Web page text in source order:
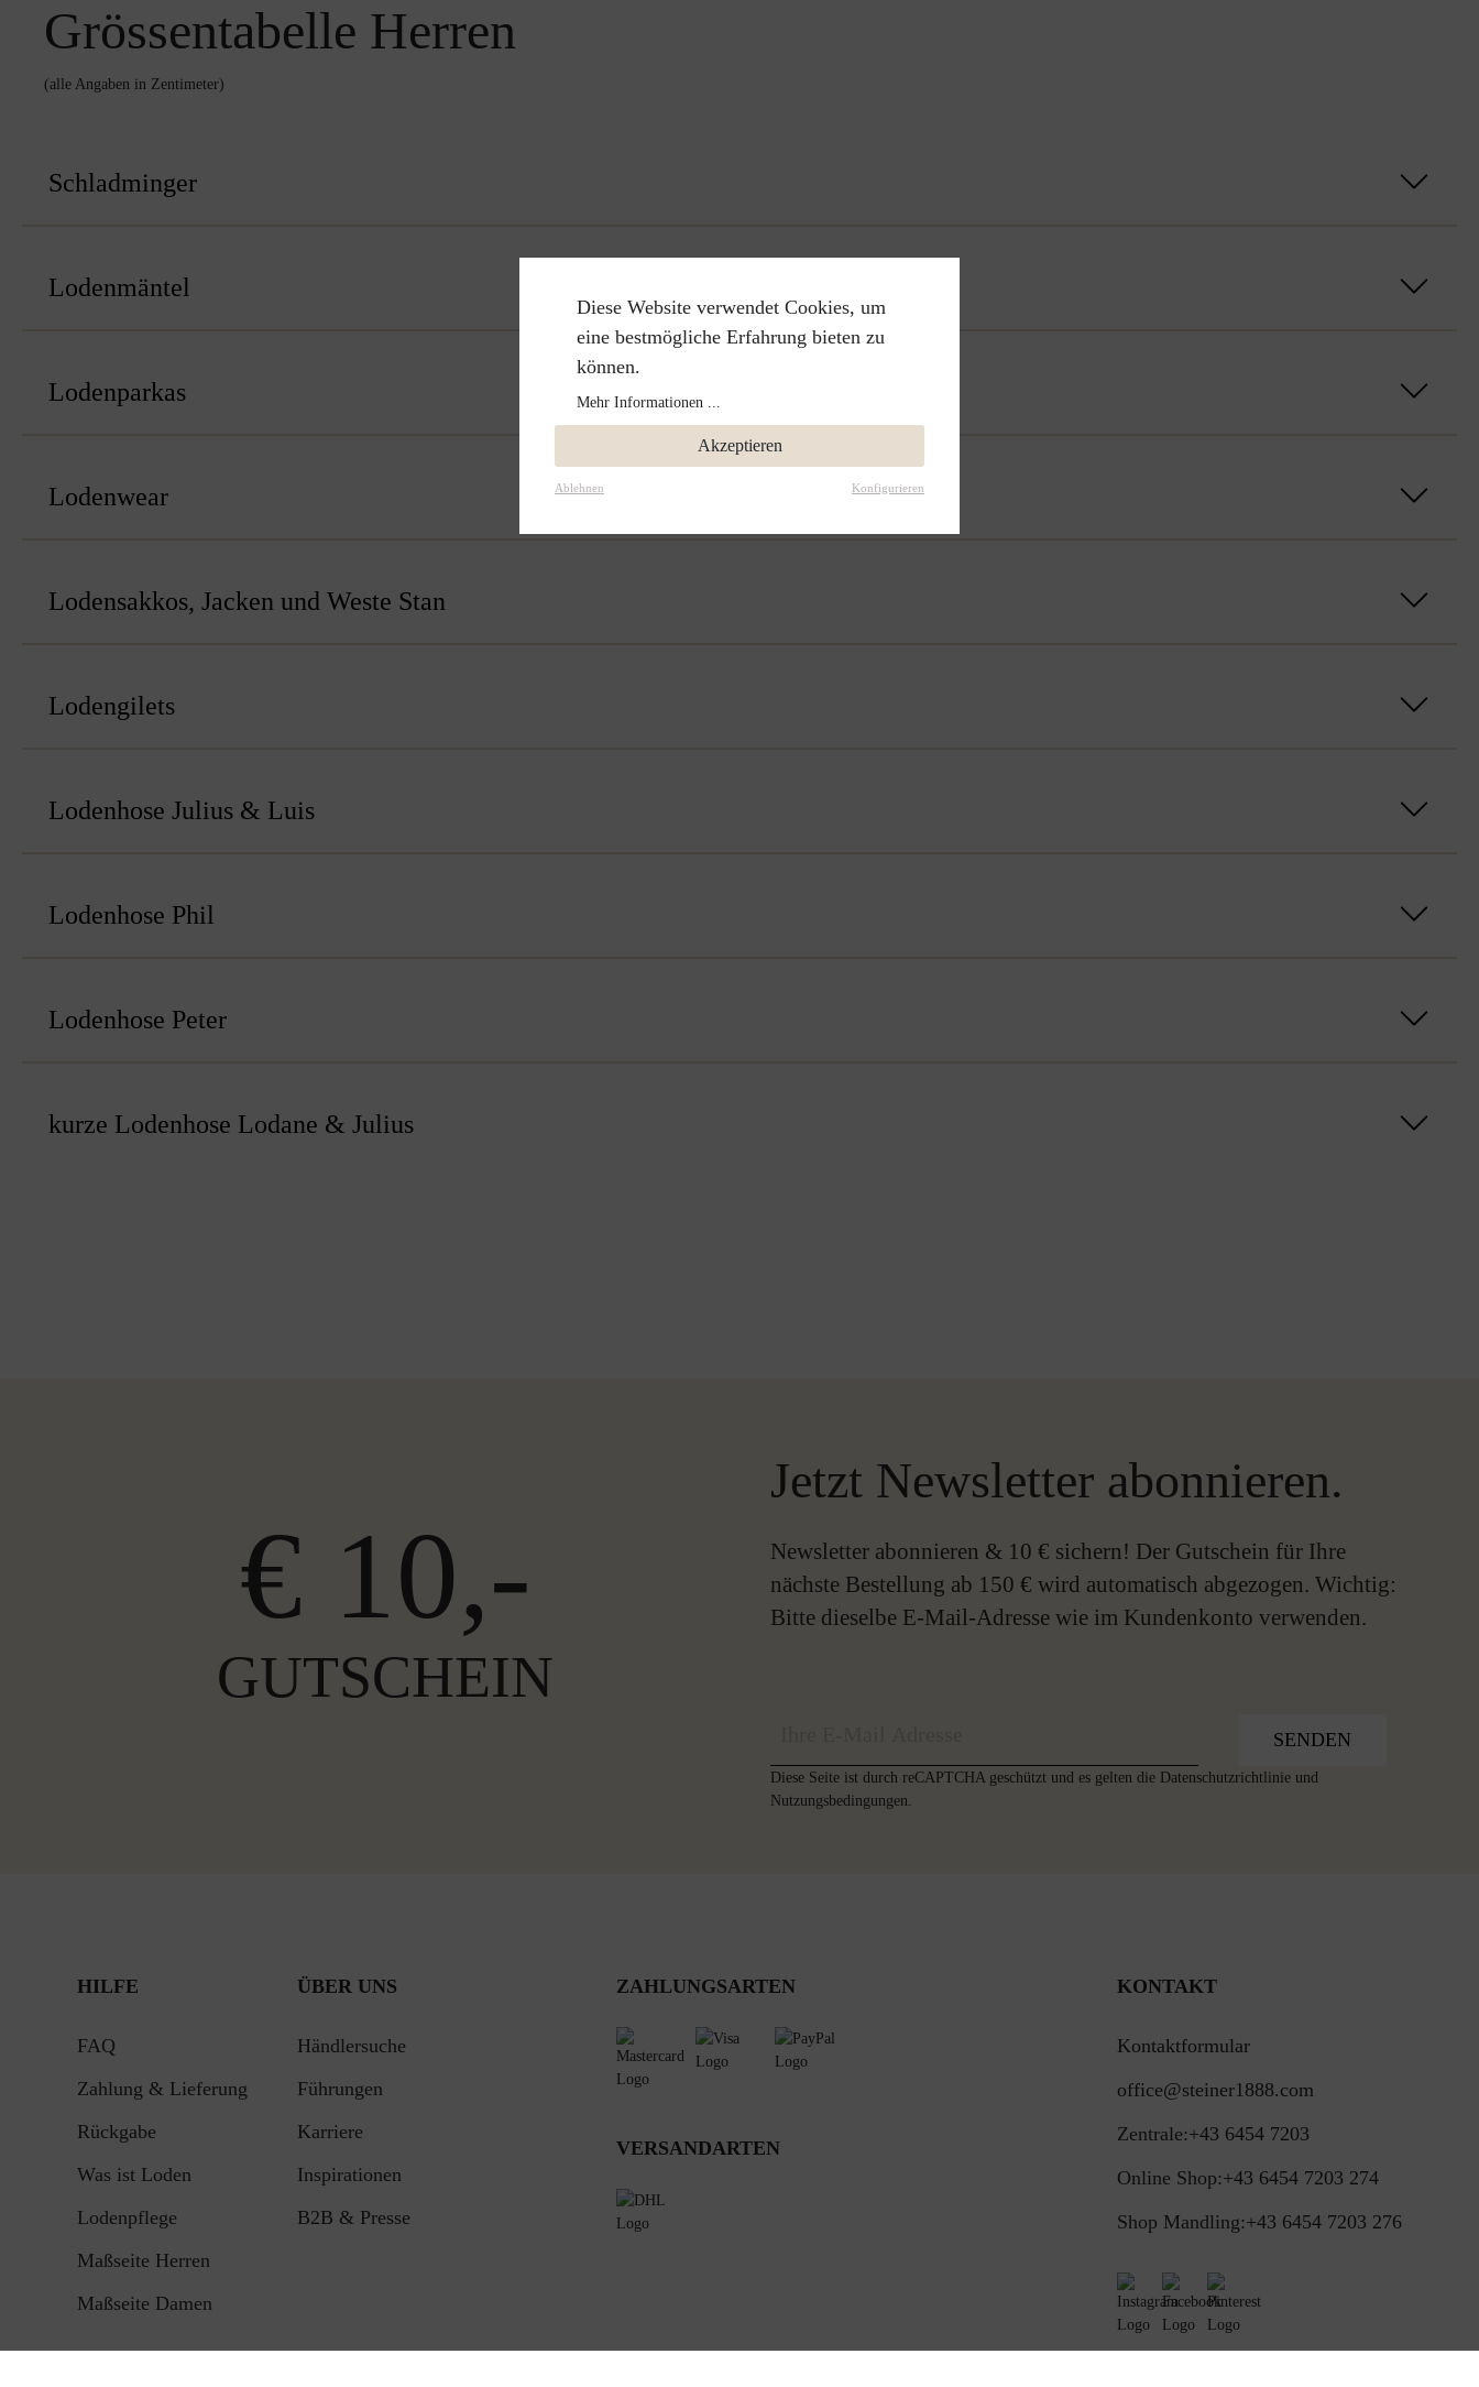
Grössentabelle Herren
(alle Angaben in Zentimeter)
Schladminger
Lodenmäntel
Lodenparkas
Lodenwear
Lodensakkos, Jacken und Weste Stan
Lodengilets
Lodenhose Julius & Luis
Lodenhose Phil
Lodenhose Peter
kurze Lodenhose Lodane & Julius
€ 10,-
GUTSCHEIN
Jetzt Newsletter abonnieren.
Newsletter abonnieren & 10 € sichern! Der Gutschein für Ihre
nächste Bestellung ab 150 € wird automatisch abgezogen. Wichtig:
Bitte dieselbe E-Mail-Adresse wie im Kundenkonto verwenden.
SENDEN
Diese Seite ist durch reCAPTCHA geschützt und es gelten die Datenschutzrichtlinie und
Nutzungsbedingungen
HILFE
FAQ
Zahlung & Lieferung
Rückgabe
Was ist Loden
Lodenpflege
Maßseite Herren
Maßseite Damen
ÜBER UNS
Händlersuche
Führungen
Karriere
Inspirationen
B2B & Presse
ZAHLUNGSARTEN
VERSANDARTEN
KONTAKT
Kontaktformular
office@steiner1888.com
Zentrale:+43 6454 7203
Online Shop:+43 6454 7203 274
Shop Mandling:+43 6454 7203 276
Diese Website verwendet Cookies, um
eine bestmögliche Erfahrung bieten zu
können.
Mehr Informationen ...
Akzeptieren
Ablehnen Konfigurieren